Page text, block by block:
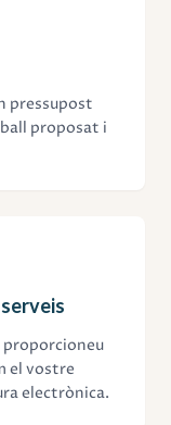
pressupost
proposat i
proporcioneu
el vostre
electrònica.